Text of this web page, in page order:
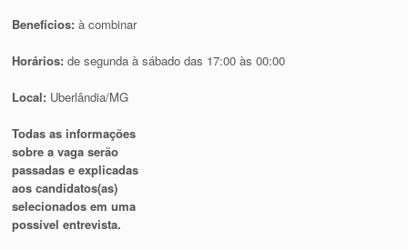
Benefícios:à combinar
Horários:de segunda à sábado das 17:00 às 00:00
Local: Uberlândia/MG
Todas as informações
sobre a vaga serão
passadas e explicadas
aos candidatos(as)
selecionados em uma
possível entrevista.